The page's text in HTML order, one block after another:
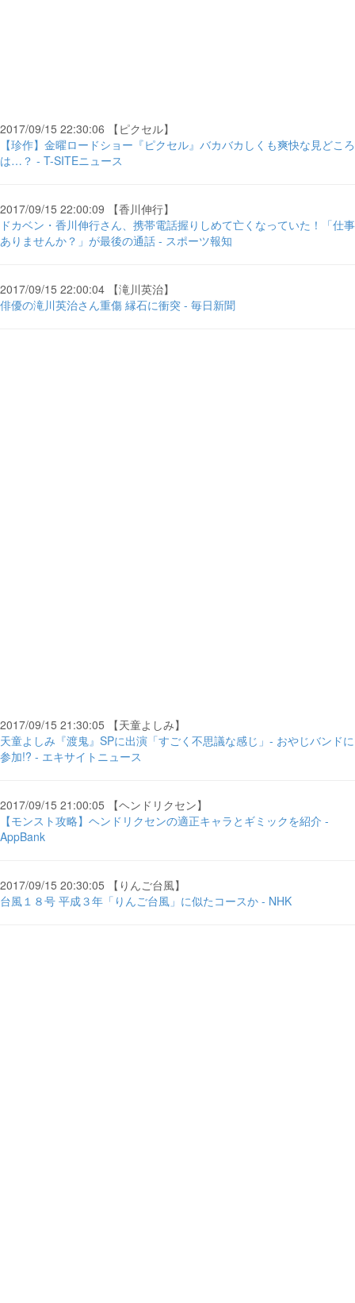
2017/09/15 22:30:06 【ピクセル】
【珍作】金曜ロードショー『ピクセル』バカバカしくも爽快な見どころ
は…？ - T-SITEニュース
2017/09/15 22:00:09 【香川伸行】
ドカベン・香川伸行さん、携帯電話握りしめて亡くなっていた！「仕事
ありませんか？」が最後の通話 - スポーツ報知
2017/09/15 22:00:04 【滝川英治】
俳優の滝川英治さん重傷 縁石に衝突 - 毎日新聞
2017/09/15 21:30:05 【天童よしみ】
天童よしみ『渡鬼』SPに出演「すごく不思議な感じ」- おやじバンドに
参加!? - エキサイトニュース
2017/09/15 21:00:05 【ヘンドリクセン】
【モンスト攻略】ヘンドリクセンの適正キャラとギミックを紹介 -
AppBank
2017/09/15 20:30:05 【りんご台風】
台風１８号 平成３年「りんご台風」に似たコースか - NHK